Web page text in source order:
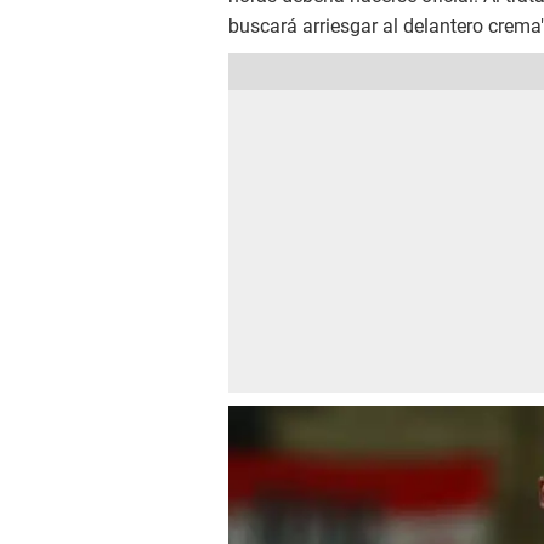
buscará arriesgar al delantero